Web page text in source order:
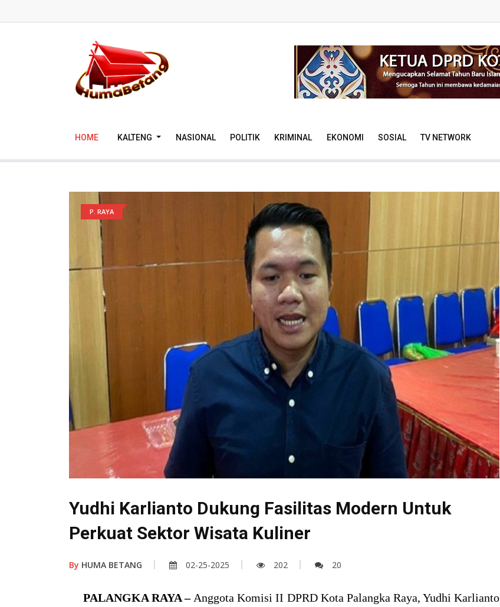
HOME KALTENG NASIONAL POLITIK KRIMINAL EKONOMI SOSIAL TV NETWORK
P. RAYA
Yudhi Karlianto Dukung Fasilitas Modern Untuk
Perkuat Sektor Wisata Kuliner
By HUMA BETANG 02-25-2025 202 20
PALANGKA RAYA – Anggota Komisi II DPRD Kota Palangka Raya, Yudhi Karlianto